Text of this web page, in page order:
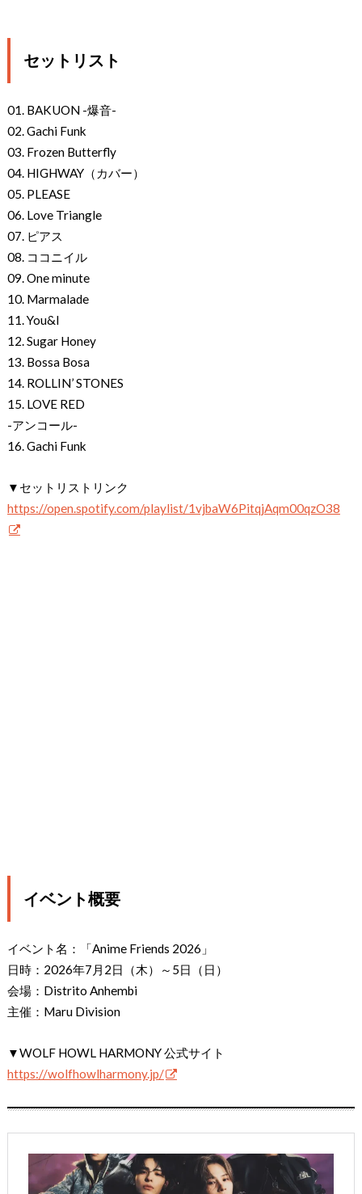
セットリスト
01. BAKUON -爆音-
02. Gachi Funk
03. Frozen Butterfly
04. HIGHWAY（カバー）
05. PLEASE
06. Love Triangle
07. ピアス
08. ココニイル
09. One minute
10. Marmalade
11. You&I
12. Sugar Honey
13. Bossa Bosa
14. ROLLIN’ STONES
15. LOVE RED
-アンコール-
16. Gachi Funk
▼セットリストリンク
https://open.spotify.com/playlist/1vjbaW6PitqjAqm00qzO38
イベント概要
イベント名：「Anime Friends 2026」
日時：2026年7月2日（木）～5日（日）
会場：Distrito Anhembi
主催：Maru Division
▼WOLF HOWL HARMONY 公式サイト
https://wolfhowlharmony.jp/